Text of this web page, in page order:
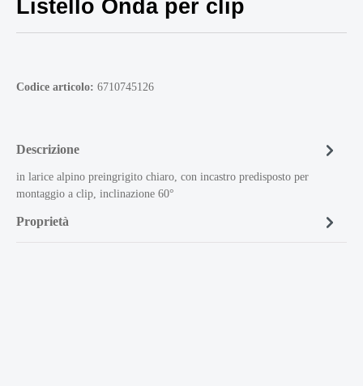
Listello Onda per clip
Codice articolo: 6710745126
Descrizione
in larice alpino preingrigito chiaro, con incastro predisposto per
montaggio a clip, inclinazione 60°
Proprietà